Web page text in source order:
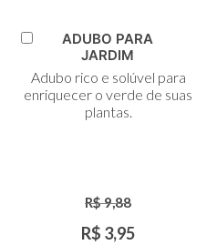
Carrinho
ADUBO PARA
JARDIM
Adubo rico e solúvel para
enriquecer o verde de suas
plantas.
R$ 9,88
R$ 3,95